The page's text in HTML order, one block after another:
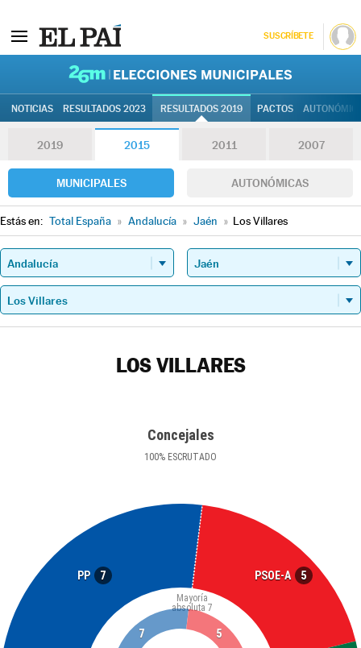
SUSCRÍBETE
NOTICIAS RESULTADOS 2023 RESULTADOS 2019 PACTOS
2019 2015 2011 2007
MUNICIPALES AUTONÓMICAS
Estás en: Total España » Andalucía » Jaén » Los Villares
LOS VILLARES
Concejales
100% ESCRUTADO
PP 7 PSOE-A 5
Mayoría
absoluta 7
7 5